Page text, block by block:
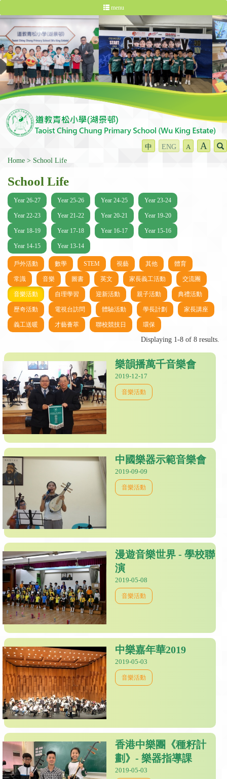
menu
中 ENG A A
Home School Life
School Life
Year 26-27 Year 25-26 Year 24-25 Year 23-24
Year 22-23 Year 21-22 Year 20-21 Year 19-20
Year 18-19 Year 17-18 Year 16-17 Year 15-16
Year 14-15 Year 13-14
戶外活動 數學 STEM 視藝 其他 體育
常識 音樂 圖書 英文 家長義工活動 交流團
音樂活動 自理學習 迎新活動 親子活動 典禮活動
歷奇活動 電視台訪問 體驗活動 學長計劃 家長講座
義工送暖 才藝薈萃 聯校競技日 環保
Displaying 1-8 of 8 results.
樂韻播萬千音樂會
2019-12-17
音樂活動
中國樂器示範音樂會
2019-09-09
音樂活動
漫遊音樂世界 - 學校聯
演
2019-05-08
音樂活動
中樂嘉年華2019
2019-05-03
音樂活動
香港中樂團《種籽計
劃》- 樂器指導課
2019-05-03